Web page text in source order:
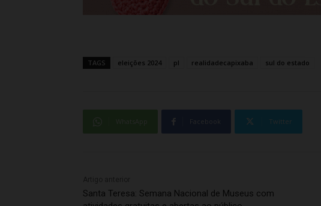
TAGS eleições 2024 pl realidadecapixaba sul do estado
Facebook Twitter
Santa Teresa: Semana Nacional de Museus com